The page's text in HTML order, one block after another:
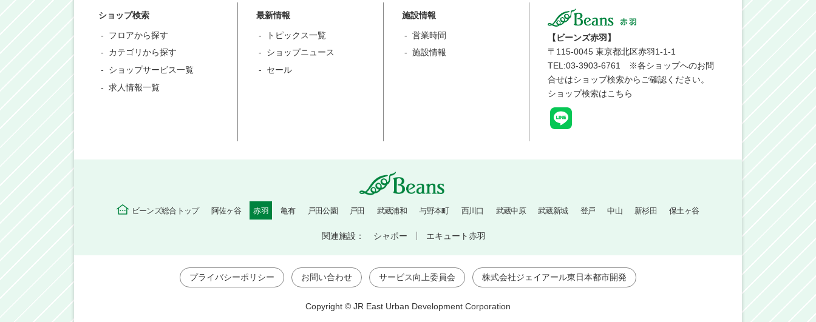
ショップ検索
フロアから探す
カテゴリから探す
ショップサービス一覧
求人情報一覧
最新情報
トピックス一覧
ショップニュース
セール
施設情報
営業時間
施設情報
【ビーンズ赤羽】
〒 115-0045 東京都北区赤羽1-1-1
TEL:03-3903-6761 ※各ショップへのお問
合せはショップ検索からご確認ください。
ショップ検索はこちら
ビーンズ総合トップ 阿佐ヶ谷 赤羽 亀有 戸田公園 戸田 武蔵浦和 与野本町 西川口 武蔵中原 武蔵新城 登戸 中山 新杉田 保土ヶ谷
関連施設： シャポー エキュート赤羽
プライバシーポリシー お問い合わせ サービス向上委員会 株式会社ジェイアール東日本都市開発
Copyright © JR East Urban Development Corporation